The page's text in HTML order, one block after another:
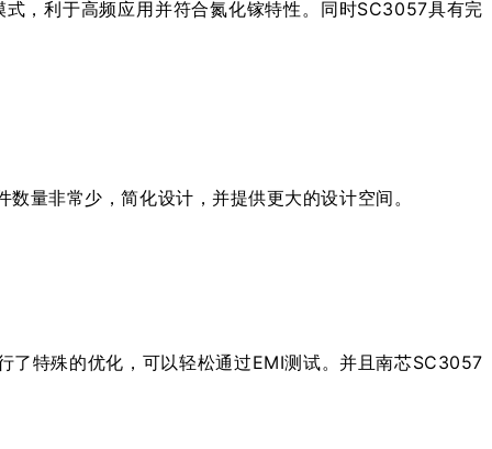
，利于高频应用并符合氮化镓特性。同时SC3057具有完
量非常少，简化设计，并提供更大的设计空间。
特殊的优化，可以轻松通过EMI测试。并且南芯SC3057